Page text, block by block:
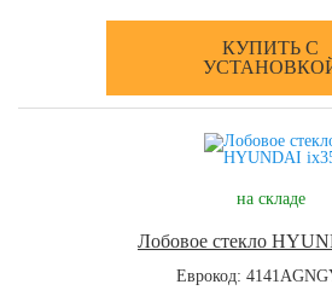
КУПИТЬ С
на складе
Лобовое стекло
Еврокод: